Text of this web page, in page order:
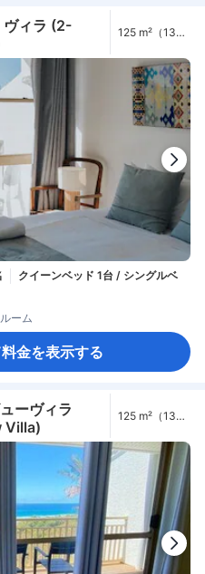
ヴィラ (2-
125 m²（1345
クイーンベッド 1台 / シングルベ
ーム
金を表示する
ーヴィラ
Villa)
125 m²（1345